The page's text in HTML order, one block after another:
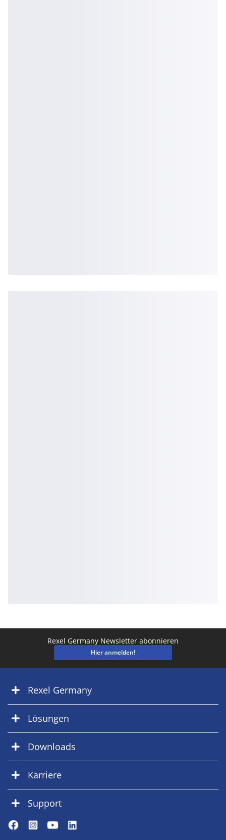
Rexel Germany Newsletter abonnieren
Hier anmelden!
Rexel Germany
Lösungen
Downloads
Karriere
Support